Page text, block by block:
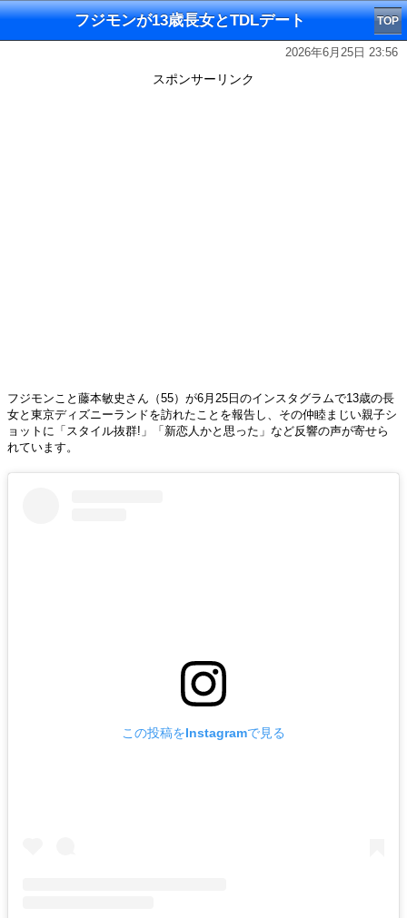
フジモンが13歳長女とTDLデート TOP
2026年6月25日 23:56
スポンサーリンク
フジモンこと藤本敏史さん（55）が6月25日のインスタグラムで13歳の長
女と東京ディズニーランドを訪れたことを報告し、その仲睦まじい親子シ
ョットに「スタイル抜群!」「新恋人かと思った」など反響の声が寄せら
れています。
この投稿をInstagramで見る